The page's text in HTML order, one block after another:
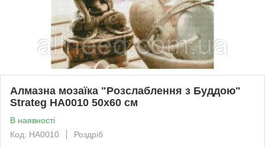
Алмазна мозаїка "Розслаблення з Буддою"
Strateg HA0010 50х60 см
В наявності
Код: HA0010
Роздріб